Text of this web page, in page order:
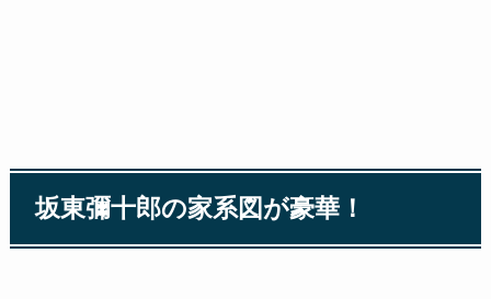
坂東彌十郎の家系図が豪華！